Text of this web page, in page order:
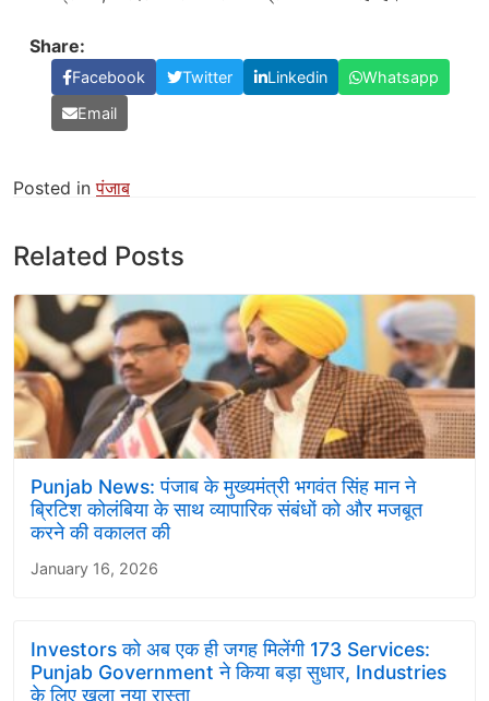
Share:
Facebook Twitter Linkedin
Whatsapp
Email
Posted inपंजाब
Related Posts
Punjab News: पंजाब के मुख्यमंत्री भगवंत सिंह मान ने
ब्रिटिश कोलंबिया के साथ व्यापारिक संबंधों को और मजबूत
करने की वकालत की
January 16, 2026
Investors को अब एक ही जगह मिलेंगी 173 Services:
Punjab Government ने किया बड़ा सुधार, Industries
के लिए खुला नया रास्ता